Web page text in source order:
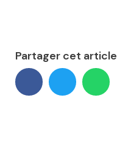
Partager cet article